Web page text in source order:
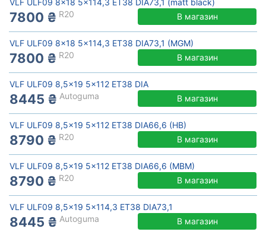
VLF ULF09 8x18 5x114,3 ET38 DIA73,1 (matt black)
7800 ₴ R20 В магазин
VLF ULF09 8x18 5x114,3 ET38 DIA73,1 (MGM)
7800 ₴ R20 В магазин
VLF ULF09 8,5x19 5x112 ET38 DIA
8445 ₴ Autoguma В магазин
VLF ULF09 8,5x19 5x112 ET38 DIA66,6 (HB)
8790 ₴ R20 В магазин
VLF ULF09 8,5x19 5x112 ET38 DIA66,6 (MBM)
8790 ₴ R20 В магазин
VLF ULF09 8,5x19 5x114,3 ET38 DIA73,1
8445 ₴ Autoguma В магазин